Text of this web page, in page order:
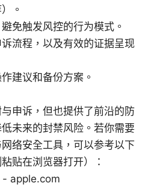
。
免触发风控的行为模式。
流程，以及有效的证据呈现
建议和备份方案。
申诉，但也提供了前沿的防
未来的封禁风险。若你需要
络安全工具，可以参考以下
贴在浏览器打开）：
apple.com